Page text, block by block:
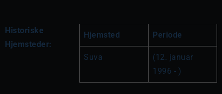
Historiske
Hjemsteder:
Hjemsted Periode
Suva
(12. januar
1996 - )